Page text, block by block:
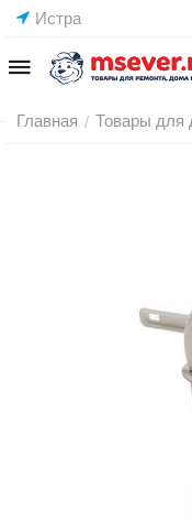
Истра
Главная / Товары для